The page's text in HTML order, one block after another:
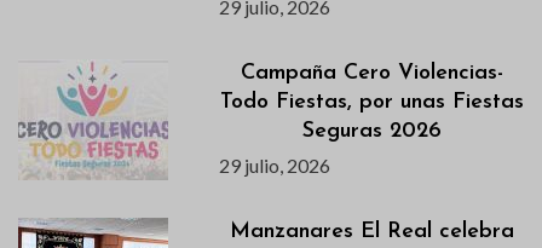
29 julio, 2026
Campaña Cero Violencias-
Todo Fiestas, por unas Fiestas
Seguras 2026
29 julio, 2026
Manzanares El Real celebra